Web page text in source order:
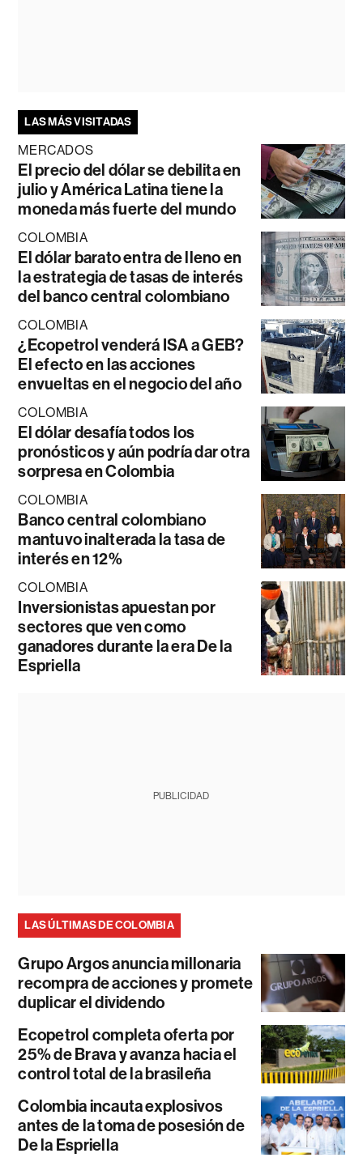
LAS MÁS VISITADAS
MERCADOS
El precio del dólar se debilita en
julio y América Latina tiene la
moneda más fuerte del mundo
COLOMBIA
El dólar barato entra de lleno en
la estrategia de tasas de interés
del banco central colombiano
COLOMBIA
¿Ecopetrol venderá ISA a GEB?
El efecto en las acciones
envueltas en el negocio del año
COLOMBIA
El dólar desafía todos los
pronósticos y aún podría dar otra
sorpresa en Colombia
COLOMBIA
Banco central colombiano
mantuvo inalterada la tasa de
interés en 12%
COLOMBIA
Inversionistas apuestan por
sectores que ven como
ganadores durante la era De la
Espriella
PUBLICIDAD
LAS ÚLTIMAS DE COLOMBIA
Grupo Argos anuncia millonaria
recompra de acciones y promete
duplicar el dividendo
Ecopetrol completa oferta por
25% de Brava y avanza hacia el
control total de la brasileña
Colombia incauta explosivos
antes de la toma de posesión de
De la Espriella